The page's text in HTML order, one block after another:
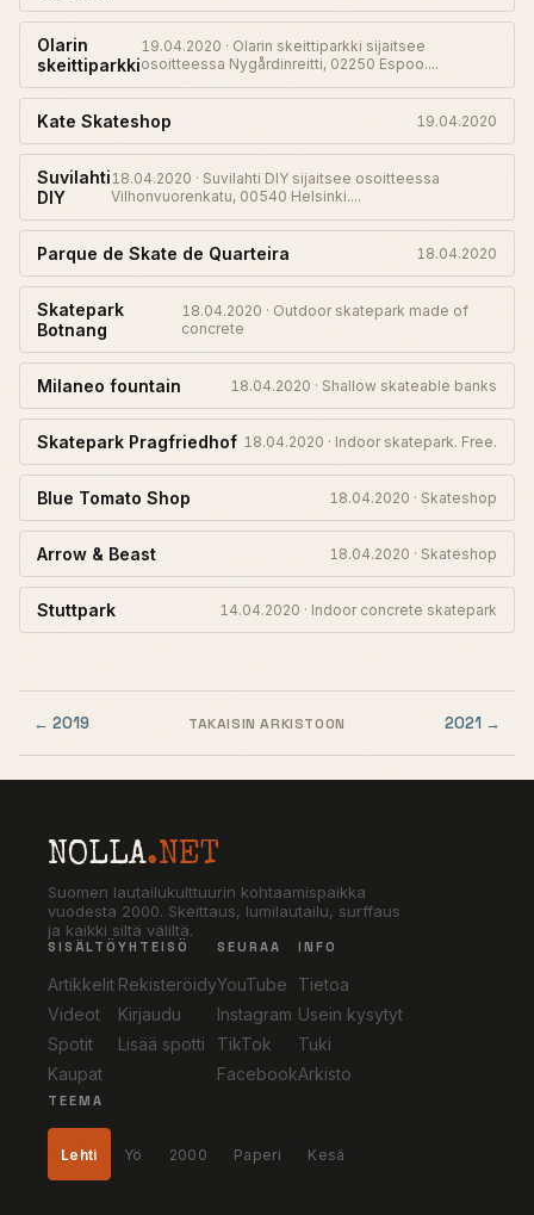
Olarin
skeittiparkki
19.04.2020 · Olarin skeittiparkki sijaitsee
osoitteessa Nygårdinreitti, 02250 Espoo....
Kate Skateshop 19.04.2020
Suvilahti
DIY
18.04.2020 · Suvilahti DIY sijaitsee osoitteessa
Vilhonvuorenkatu, 00540 Helsinki....
Parque de Skate de Quarteira 18.04.2020
Skatepark
Botnang
18.04.2020 · Outdoor skatepark made of
concrete
Milaneo fountain 18.04.2020 · Shallow skateable banks
Skatepark Pragfriedhof 18.04.2020 · Indoor skatepark. Free.
Blue Tomato Shop 18.04.2020 · Skateshop
Arrow & Beast 18.04.2020 · Skateshop
Stuttpark 14.04.2020 · Indoor concrete skatepark
← 2019 TAKAISIN ARKISTOON 2021 →
NOLLA.NET
Suomen lautailukulttuurin kohtaamispaikka
vuodesta 2000. Skeittaus, lumilautailu, surffaus
ja kaikki siltä väliltä.
SISÄLTÖ
Artikkelit
Videot
Spotit
Kaupat
YHTEISÖ
Rekisteröidy
Kirjaudu
Lisää spotti
SEURAA
YouTube
Instagram
TikTok
Facebook
INFO
Tietoa
Usein kysytyt
Tuki
Arkisto
TEEMA
Lehti Yö 2000 Paperi Kesä